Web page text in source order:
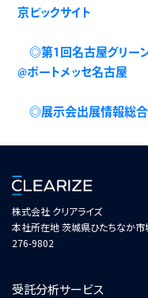
京ビックサイト
◎第1回名古屋グリーン
@ポートメッセ名古屋
◎展示会出展情報総合
株式会社 クリアライズ
本社所在地 茨城県ひたちなか
276-9802
受託分析サービス